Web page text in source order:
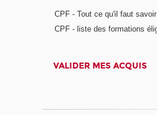
CPF - Tout ce qu'il faut savoir
CPF - liste des formations
VALIDER MES ACQUIS